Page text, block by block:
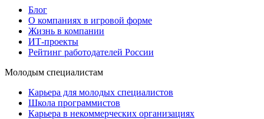
Блог
О компаниях в игровой форме
Жизнь в компании
ИТ-проекты
Рейтинг работодателей России
Молодым специалистам
Карьера для молодых специалистов
Школа программистов
Карьера в некоммерческих организациях